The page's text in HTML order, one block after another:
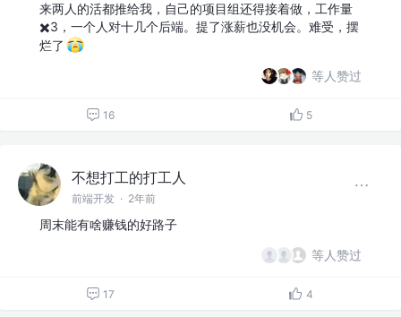
来两人的活都推给我，自己的项目组还得接着做，工作量
✖️3，一个人对十几个后端。提了涨薪也没机会。难受，摆
烂了
等人赞过
16 5
不想打工的打工人
前端开发 · 2年前
周末能有啥赚钱的好路子
等人赞过
17 4